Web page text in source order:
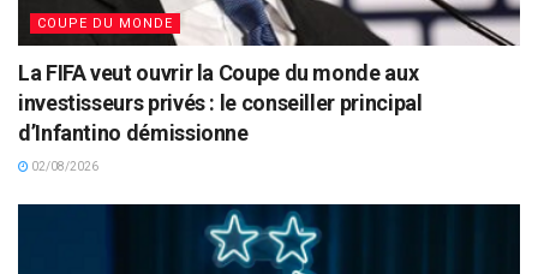
COUPE DU MONDE
La FIFA veut ouvrir la Coupe du monde aux
investisseurs privés : le conseiller principal
d’Infantino démissionne
02/08/2026